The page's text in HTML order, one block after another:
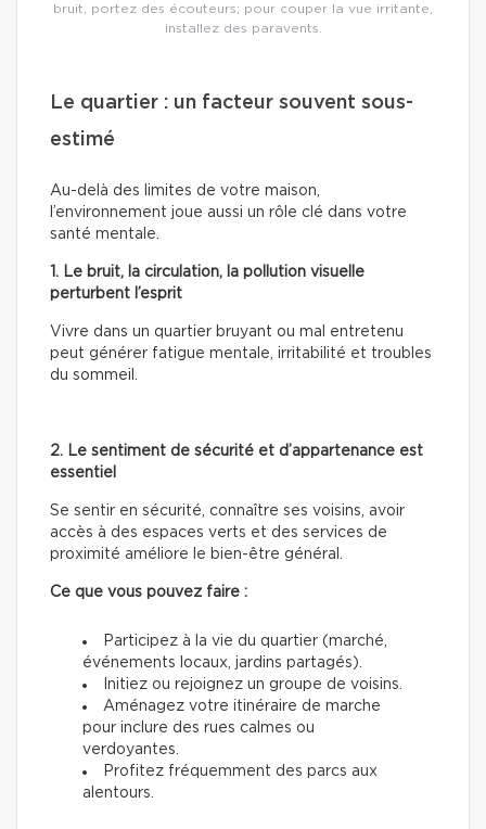
bruit, portez des écouteurs; pour couper la vue irritante,
installez des paravents.
Le quartier : un facteur souvent sous-
estimé
Au-delà des limites de votre maison,
l’environnement joue aussi un rôle clé dans votre
santé mentale.
1. Le bruit, la circulation, la pollution visuelle
perturbent l’esprit
Vivre dans un quartier bruyant ou mal entretenu
peut générer fatigue mentale, irritabilité et troubles
du sommeil.
2. Le sentiment de sécurité et d’appartenance est
essentiel
Se sentir en sécurité, connaître ses voisins, avoir
accès à des espaces verts et des services de
proximité améliore le bien-être général.
Ce que vous pouvez faire :
Participez à la vie du quartier (marché,
événements locaux, jardins partagés).
Initiez ou rejoignez un groupe de voisins.
Aménagez votre itinéraire de marche
pour inclure des rues calmes ou
verdoyantes.
Profitez fréquemment des parcs aux
alentours.